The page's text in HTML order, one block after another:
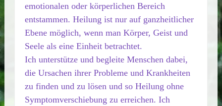
emotionalen oder körperlichen Bereich
entstammen. Heilung ist nur auf ganzheitlicher
Ebene möglich, wenn man Körper, Geist und
Seele als eine Einheit betrachtet.
Ich unterstütze und begleite Menschen dabei,
die Ursachen ihrer Probleme und Krankheiten
zu finden und zu lösen und so Heilung ohne
Symptomverschiebung zu erreichen. Ich